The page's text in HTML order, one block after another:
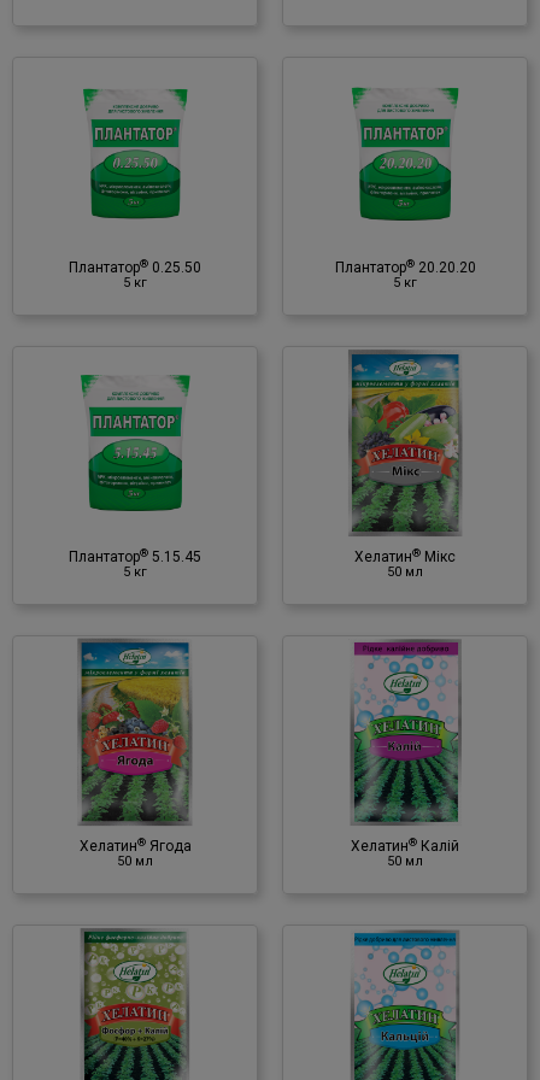
Плантатор® 0.25.50
5 кг
Плантатор®20.20.20
5 кг
5 кг
Мінеральне добриво
♦ NPK
♦ мікроелементи
♦ фітогормони
♦ вітаміни
Плантатор® 5.15.45
5 кг
Хелатин® Мікс
50 мл
Хелатин Мікс
50 мл
Мінеральне добриво
♦ NPK
(в хелатній формі)
Хелатин®Ягода
50 мл
Хелатин® Калій
50 мл
Хелатин ®Калій
50 мл
Мінеральне добриво
♦ калій (K)
Хелатин®Кальцій
50 мл
Мінеральне добриво